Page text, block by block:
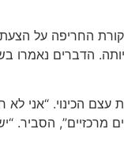
החריפה על הצעת
הדברים
הכינוי. “אני